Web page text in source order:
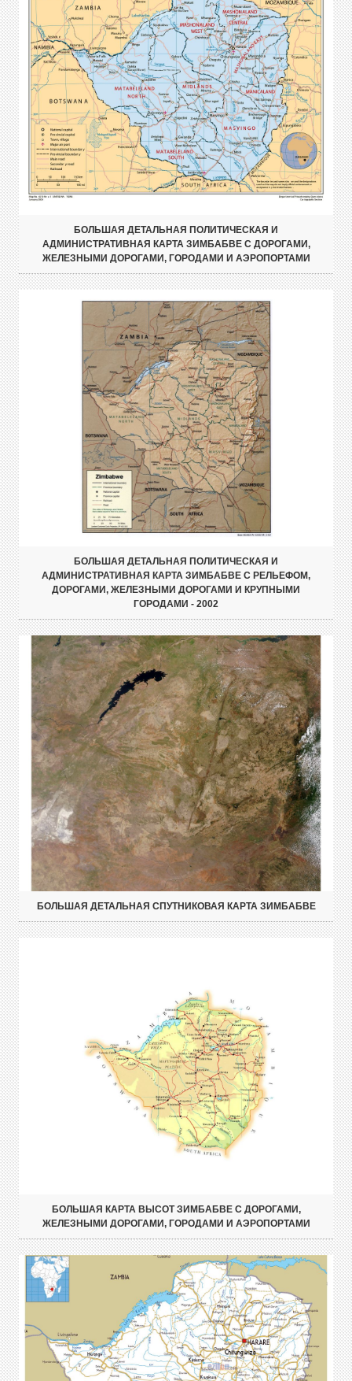
БОЛЬШАЯ ДЕТАЛЬНАЯ ПОЛИТИЧЕСКАЯ И
АДМИНИСТРАТИВНАЯ КАРТА ЗИМБАБВЕ С ДОРОГАМИ,
ЖЕЛЕЗНЫМИ ДОРОГАМИ, ГОРОДАМИ И АЭРОПОРТАМИ
БОЛЬШАЯ ДЕТАЛЬНАЯ ПОЛИТИЧЕСКАЯ И
АДМИНИСТРАТИВНАЯ КАРТА ЗИМБАБВЕ С РЕЛЬЕФОМ,
ДОРОГАМИ, ЖЕЛЕЗНЫМИ ДОРОГАМИ И КРУПНЫМИ
ГОРОДАМИ - 2002
БОЛЬШАЯ ДЕТАЛЬНАЯ СПУТНИКОВАЯ КАРТА ЗИМБАБВЕ
БОЛЬШАЯ КАРТА ВЫСОТ ЗИМБАБВЕ С ДОРОГАМИ,
ЖЕЛЕЗНЫМИ ДОРОГАМИ, ГОРОДАМИ И АЭРОПОРТАМИ